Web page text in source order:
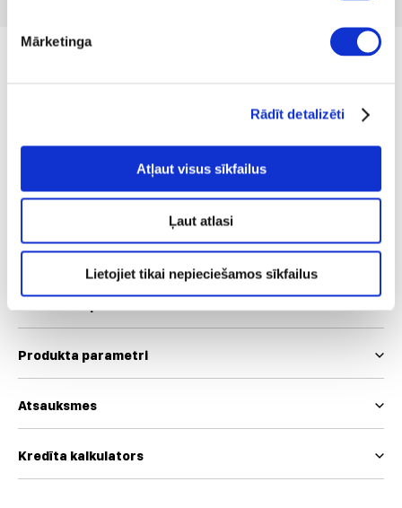
Mārketinga
Rādīt detalizēti
Atļaut visus sīkfailus
Ļaut atlasi
Lietojiet tikai nepieciešamos sīkfailus
no 02.12.2024. līdz kamēr prece ir krājumā
38 42 44
Mēs izmantojam EUR un INT izmēru skalas
Produkta parametri
Atsauksmes
Kredīta kalkulators